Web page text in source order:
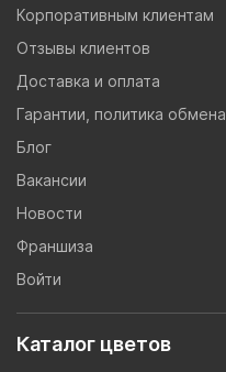
Корпоративным клиентам
Отзывы клиентов
Доставка и оплата
Гарантии, политика
Блог
Вакансии
Новости
Франшиза
Войти
Каталог цветов